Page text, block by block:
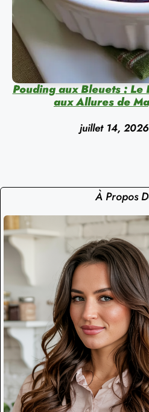
Pouding aux Bleuets : Le
aux Allures de
juillet 14, 2026
À Propos